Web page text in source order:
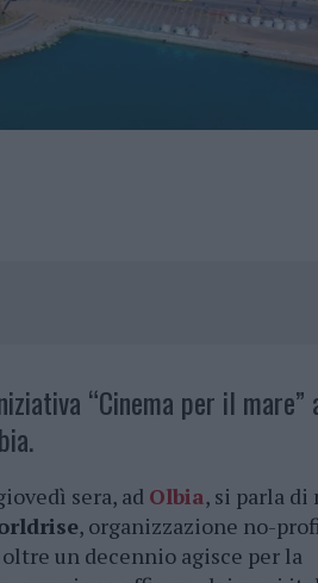
“Cinema per il mare”
sera, ad Olbia, si parla di
, organizzazione no-
oltre un decennio agisce per la